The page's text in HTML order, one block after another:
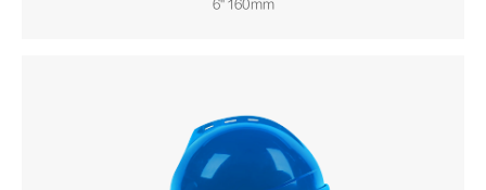
6" 160mm